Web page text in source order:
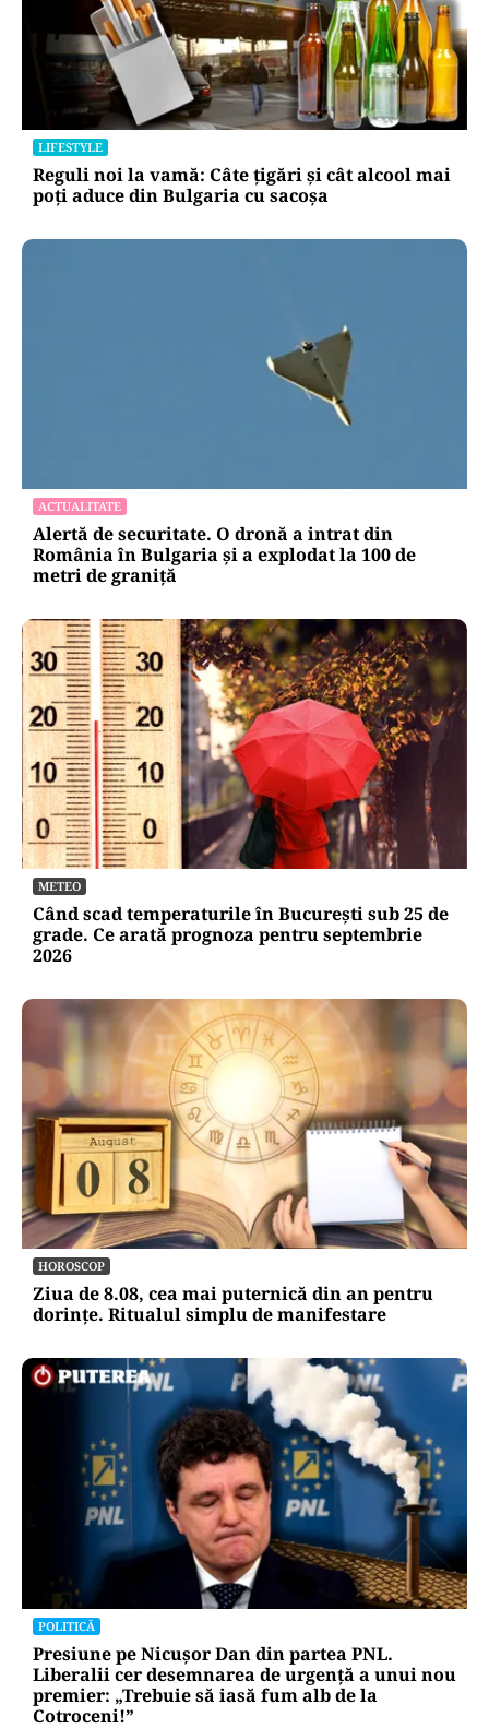
LIFESTYLE
Reguli noi la vamă: Câte țigări și cât alcool mai
poți aduce din Bulgaria cu sacoșa
ACTUALITATE
Alertă de securitate. O dronă a intrat din
România în Bulgaria şi a explodat la 100 de
metri de graniţă
METEO
Când scad temperaturile în București sub 25 de
grade. Ce arată prognoza pentru septembrie
2026
HOROSCOP
Ziua de 8.08, cea mai puternică din an pentru
dorințe. Ritualul simplu de manifestare
POLITICĂ
Presiune pe Nicușor Dan din partea PNL.
Liberalii cer desemnarea de urgență a unui nou
premier: „Trebuie să iasă fum alb de la
Cotroceni!”